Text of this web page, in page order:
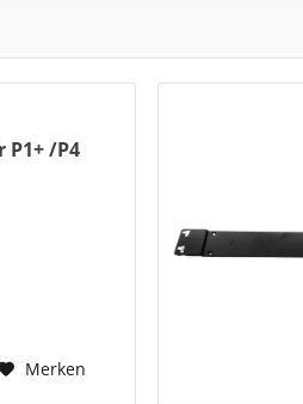
/P4
Merken